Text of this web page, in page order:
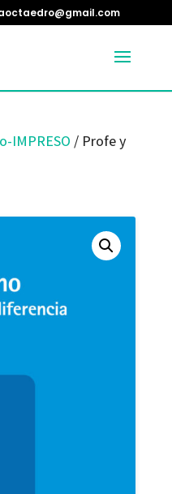
IMPRESO / Profe y